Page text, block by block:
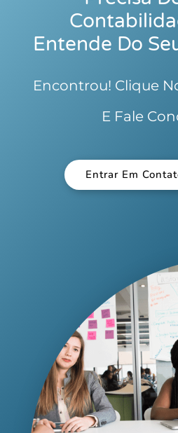
Entende Do
Encontrou! Clique
E Fale
Entrar Em